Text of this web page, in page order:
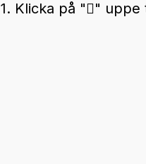
1. Klicka på "" uppe